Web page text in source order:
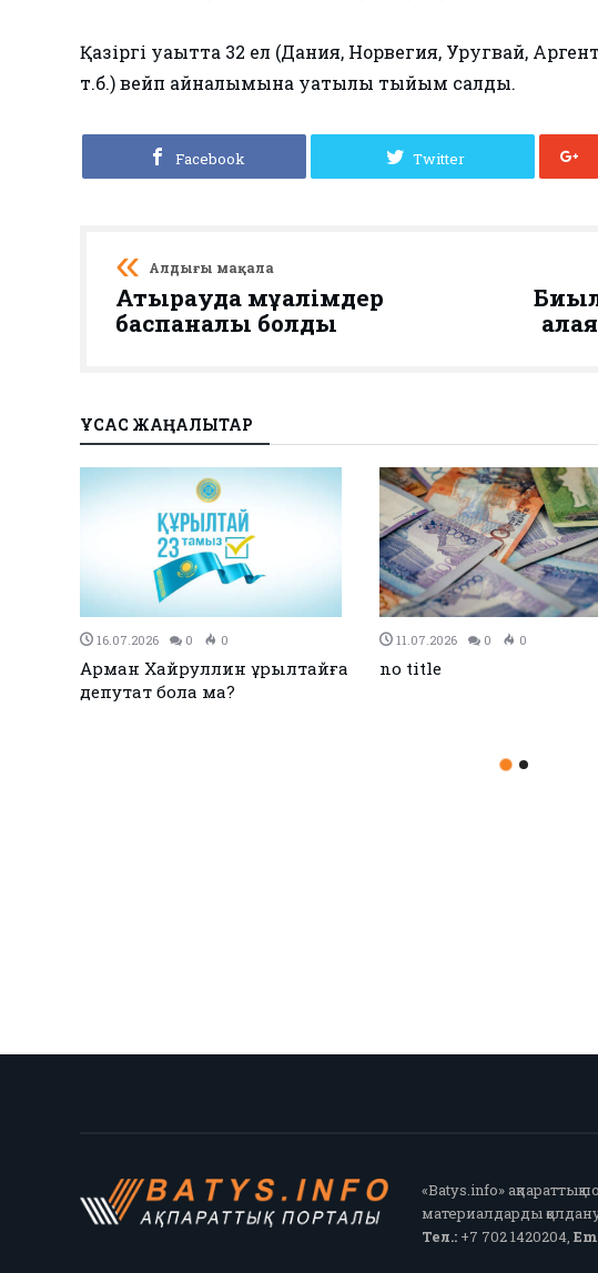
Қазіргі уақытта 32 ел (Дания, Норвегия, Уругвай,
т.б.) вейп айналымына уақтылы тыйым салды.
Facebook Twitter
Алдыңғы мақала
Атырауда мұғалімдер
баспаналы болды
ҰҚСАС ЖАҢАЛЫҚТАР
27.12.2023 0 0
Қызылқоғада әлем және Азия
чемпиондары марапатталды
26.12.2023 0 0
ЕЭО одағы мен Иран
«Batys.info»
материалдарды
Тел.:+7 702 1420204,